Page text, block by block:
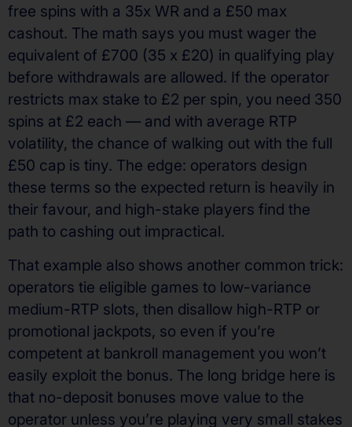
free spins with a 35x WR and a £50 max
cashout. The math says you must wager the
equivalent of £700 (35 x £20) in qualifying play
before withdrawals are allowed. If the operator
restricts max stake to £2 per spin, you need 350
spins at £2 each — and with average RTP
volatility, the chance of walking out with the full
£50 cap is tiny. The edge: operators design
these terms so the expected return is heavily in
their favour, and high-stake players find the
path to cashing out impractical.
That example also shows another common trick:
operators tie eligible games to low-variance
medium-RTP slots, then disallow high-RTP or
promotional jackpots, so even if you’re
competent at bankroll management you won’t
easily exploit the bonus. The long bridge here is
that no-deposit bonuses move value to the
operator unless you’re playing very small stakes